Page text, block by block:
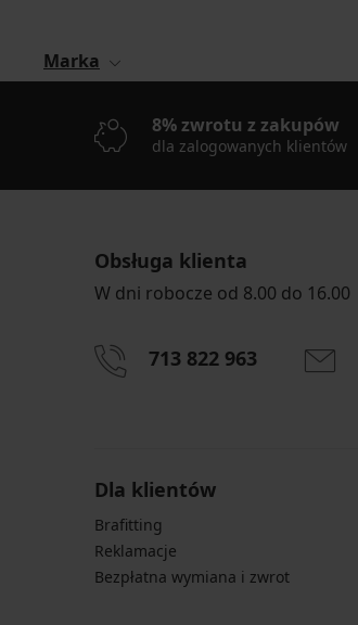
Marka
8% zwrotu z zakupów
dla zalogowanych klientów
Obsługa klienta
W dni robocze od 8.00 do 16.00
713 822 963
Dla klientów
Brafitting
Reklamacje
Bezpłatna wymiana i zwrot